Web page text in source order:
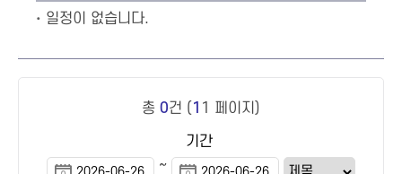
일정이 없습니다.
총 0건 ( 1 1 페이지)
기간
~